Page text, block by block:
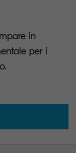
in
per i